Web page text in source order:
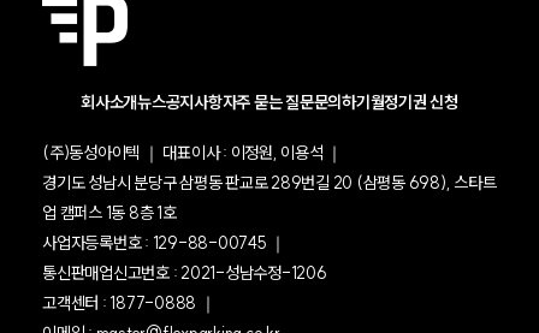
회사소개뉴스공지사항자주 묻는 질문문의하기월정기권 신청
(주)동성아이텍 ｜ 대표이사 : 이정원, 이용석 ｜
경기도 성남시 분당구 삼평동 판교로 289번길 20 (삼평동 698), 스타트
업 캠퍼스 1동 8층 1호
사업자등록번호 : 129-88-00745 ｜
통신판매업신고번호 : 2021-성남수정-1206
고객센터 : 1877-0888 ｜